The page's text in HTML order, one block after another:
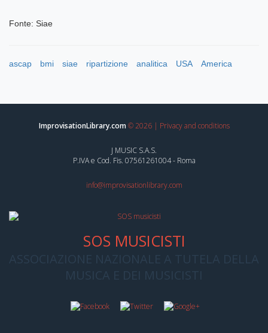
Fonte: Siae
ascap bmi siae ripartizione analitica USA America
ImprovisationLibrary.com©2026| Privacy and conditions
J MUSIC S.A.S.
P.IVA e Cod. Fis. 07561261004 - Roma
info@improvisationlibrary.com
SOS MUSICISTI
ASSOCIAZIONE NAZIONALE A TUTELA DELLA
MUSICA E DEI MUSICISTI